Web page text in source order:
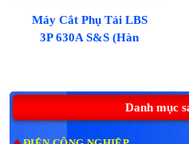
Danh mục
Máy Cắt Phụ Tải LBS
3P 630A S&S (Hàn